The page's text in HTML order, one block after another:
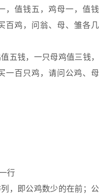
，值钱五，鸡母一，值钱
百鸡，问翁、母、雏各几
钱，一只母鸡值三钱，
一百只鸡，请问公鸡、母
行
，即公鸡数少的在前；公